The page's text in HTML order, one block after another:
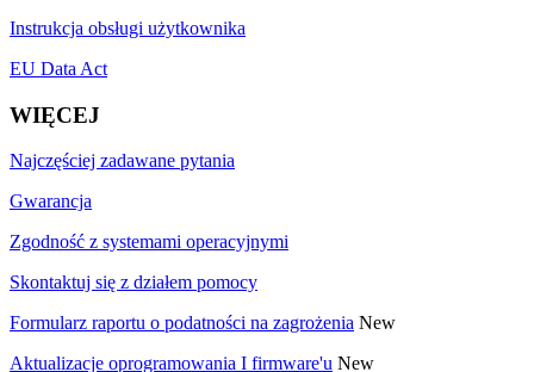
Instrukcja obsługi użytkownika
EU Data Act
WIĘCEJ
Najczęściej zadawane pytania
Gwarancja
Zgodność z systemami operacyjnymi
Skontaktuj się z działem pomocy
Formularz raportu o podatności na zagrożenia New
Aktualizacje oprogramowania I firmware'u New